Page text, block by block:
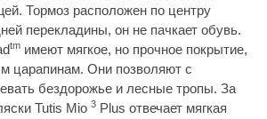
Тормоз расположен по центру
перекладины, он не пачкает обувь.
tm имеют мягкое, но прочное покрытие,
царапинам. Они позволяют с
бездорожье и лесные тропы. За
Tutis Mio 3 Plus отвечает мягкая